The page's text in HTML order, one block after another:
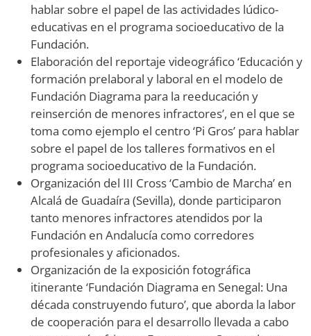
hablar sobre el papel de las actividades lúdico-
educativas en el programa socioeducativo de la
Fundación.
Elaboración del reportaje videográfico ‘Educación y
formación prelaboral y laboral en el modelo de
Fundación Diagrama para la reeducación y
reinserción de menores infractores’, en el que se
toma como ejemplo el centro ‘Pi Gros’ para hablar
sobre el papel de los talleres formativos en el
programa socioeducativo de la Fundación.
Organización del III Cross ‘Cambio de Marcha’ en
Alcalá de Guadaíra (Sevilla), donde participaron
tanto menores infractores atendidos por la
Fundación en Andalucía como corredores
profesionales y aficionados.
Organización de la exposición fotográfica
itinerante ‘Fundación Diagrama en Senegal: Una
década construyendo futuro’, que aborda la labor
de cooperación para el desarrollo llevada a cabo